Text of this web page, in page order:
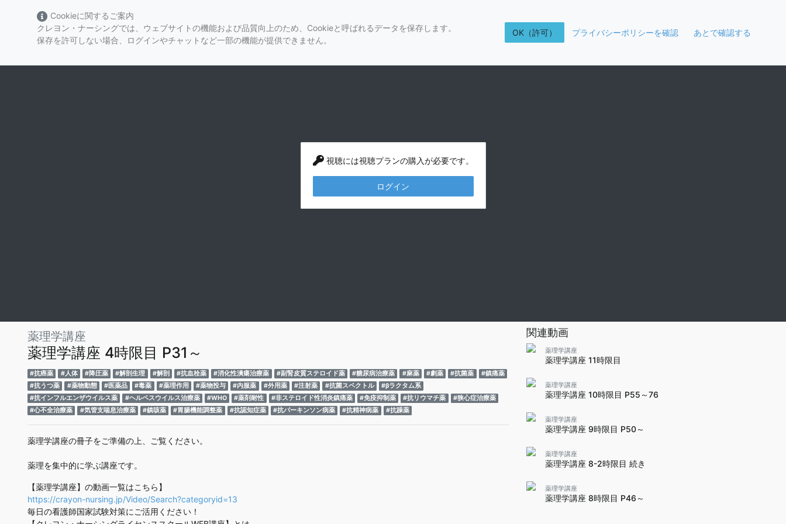
Cookieに関するご案内
クレヨン・ナーシングでは、ウェブサイトの機能および品質向上のため、Cookieと呼ばれるデータを保存します。
保存を許可しない場合、ログインやチャットなど一部の機能が提供できません。
OK（許可） プライバシーポリシーを確認 あとで確認する
視聴には視聴プランの購入が必要です。
ログイン
薬理学講座
薬理学講座 4時限目 P31～
#抗癌薬 #人体 #降圧薬 #解剖生理 #解剖 #抗血栓薬 #消化性潰瘍治療薬 #副腎皮質ステロイド薬 #糖尿病治療薬 #麻薬 #劇薬 #抗菌薬
#鎮痛薬
#抗うつ薬
#薬物動態 #医薬品 #毒薬 #薬理作用 #薬物投与 #内服薬 #外用薬 #注射薬 #抗菌スペクトル
#βラクタム系
#抗インフルエンザウイルス薬
#ヘルペスウイルス治療薬 #WHO #薬剤耐性 #非ステロイド性消炎鎮痛薬 #免疫抑制薬 #抗リウマチ薬
#狭心症治療薬
#心不全治療薬
#気管支喘息治療薬 #鎮咳薬 #胃腸機能調整薬 #抗認知症薬 #抗パーキンソン病薬 #抗精神病薬 #抗躁薬
薬理学講座の冊子をご準備の上、ご覧ください。
薬理を集中的に学ぶ講座です。
【薬理学講座】の動画一覧はこちら】
https://crayon-nursing.jp/Video/Search?categoryid=13
毎日の看護師国家試験対策にご活用ください！
関連動画
薬理学講座
薬理学講座 11時限目
薬理学講座
薬理学講座 10時限目 P55～76
薬理学講座
薬理学講座 9時限目 P50～
薬理学講座
薬理学講座 8-2時限目 続き
薬理学講座
薬理学講座 8時限目 P46～